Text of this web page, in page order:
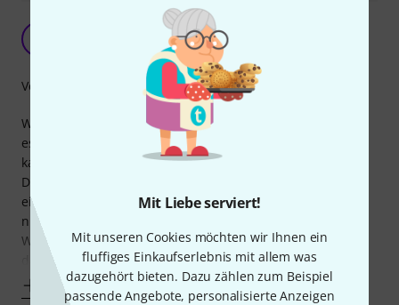
Mit Liebe serviert!
Mit unseren Cookies möchten wir Ihnen ein
fluffiges Einkaufserlebnis mit allem was
dazugehört bieten. Dazu zählen zum Beispiel
passende Angebote, personalisierte Anzeigen
Anonym 18.04.2016
Wenn man eine Schaltmöglichkeit am Mikro benötigt wäre
es natürlich besser, gleich ein Mikrofon mit Schalter zu
kaufen.
Deshalb ist es für Besitzer eines Mikros ohne Schalter
eigentlich nur eine Notlösung, zumal der Schalterstecker
nicht billig ist.
Wer nicht mit Lötkolben umgehen kann, sollte lieber gleich
das fertig konfektionierte Mikrofonkabel mit
Mehr anzeigen
Verarbeitung